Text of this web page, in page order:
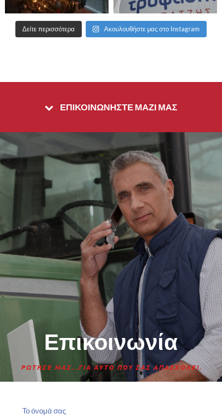
Δείτε περισσότερα Ακουλουθήστε μας στο Instagram
ΕΠΙΚΟΙΝΩΝΗΣΤΕ ΜΑΖΙ ΜΑΣ
Επικοινωνία
ΡΩΤΗΣΕ ΜΑΣ…ΓΙΑ ΑΥΤΟ ΠΟΥ ΣΑΣ ΑΠΑΣΧΟΛΕΙ.
Το όνομά σας